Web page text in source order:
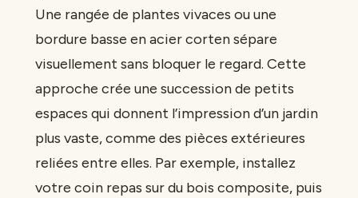
Une rangée de plantes vivaces ou une
bordure basse en acier corten sépare
visuellement sans bloquer le regard. Cette
approche crée une succession de petits
espaces qui donnent l’impression d’un jardin
plus vaste, comme des pièces extérieures
reliées entre elles. Par exemple, installez
votre coin repas sur du bois composite, puis